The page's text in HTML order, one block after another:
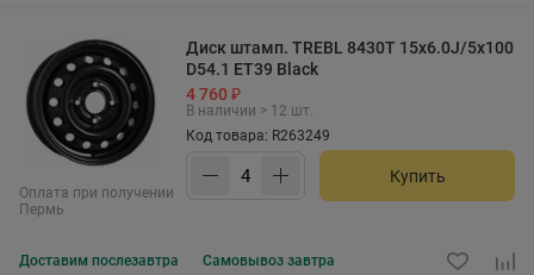
Оплата при получении
Пермь
Диск штамп. TREBL 8430T 15x6.0J/5x100
D54.1 ET39 Black
4 760 ₽
В наличии > 12 шт.
Код товара: R263249
Купить
Доставим послезавтра Самовывоз завтра